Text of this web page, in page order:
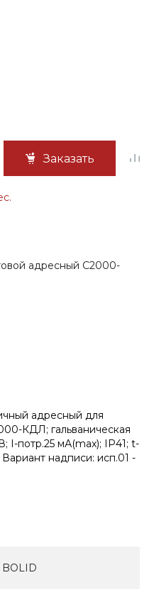
Заказать
адресный С2000-
адресный для
КДЛ; гальваническая
I-потр.25 мА(max); IP41; t-
Вариант надписи: исп.01 -
BOLID